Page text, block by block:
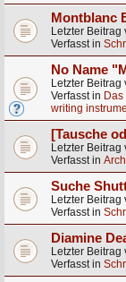
Montblanc
Letzter Beitrag
Verfasst in
No Name
Letzter Beitrag
Verfasst in
writing
[Tausche
Letzter Beitrag
Verfasst in
Suche
Letzter Beitrag
Verfasst in
Diamine
Letzter Beitrag
Verfasst in